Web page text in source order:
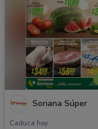
Soriana Súper
Caduca hoy